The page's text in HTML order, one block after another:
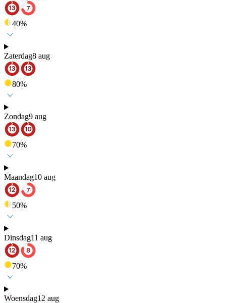
40%
Zaterdag8 aug
80%
Zondag9 aug
70%
Maandag10 aug
50%
Dinsdag11 aug
70%
Woensdag12 aug